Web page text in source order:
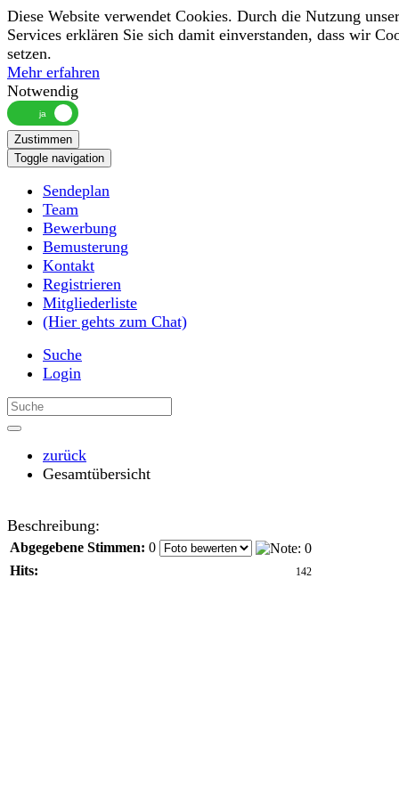
Diese Website verwendet Cookies. Durch die Nutzung
Services erklären Sie sich damit einverstanden, dass wir
setzen.
Mehr erfahren
Notwendig
Zustimmen
Toggle navigation
Sendeplan
Team
Bewerbung
Bemusterung
Kontakt
Registrieren
Mitgliederliste
(Hier gehts zum Chat)
Suche
Login
zurück
Gesamtübersicht
Beschreibung:
Abgegebene Stimmen: 0
Hits:
142